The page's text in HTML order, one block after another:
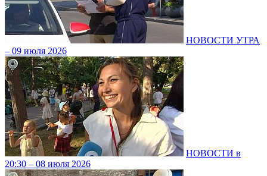
НОВОСТИ УТРА
– 09 июля 2026
НОВОСТИ в
20:30 – 08 июля 2026